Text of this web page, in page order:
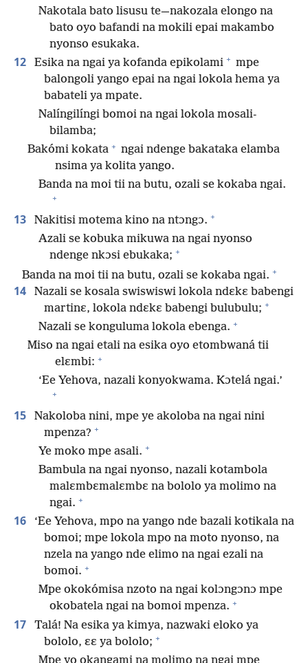
Nakotala bato lisusu te—nakozala elongo na
bato oyo bafandi na mokili epai makambo
nyonso esukaka.
12 Esika na ngai ya kofanda epikolami + mpe
balongoli yango epai na ngai lokola hema ya
babateli ya mpate.
Nalíngilíngi bomoi na ngai lokola mosali-
bilamba;
Bakómi kokata + ngai ndenge bakataka elamba
nsima ya kolita yango.
Banda na moi tii na butu, ozali se kokaba ngai.
+
13 Nakitisi motema kino na ntɔngɔ. +
Azali se kobuka mikuwa na ngai nyonso
ndenge nkɔsi ebukaka; +
Banda na moi tii na butu, ozali se kokaba ngai. +
14
Nazali se kosala swiswiswi lokola ndɛkɛ babengi
martinɛ, lokola ndɛkɛ babengi bulubulu; +
Nazali se konguluma lokola ebenga. +
Miso na ngai etali na esika oyo etombwaná tii
elɛmbi: +
‘Ee Yehova, nazali konyokwama. Kɔtelá ngai.’
+
15
Nakoloba nini, mpe ye akoloba na ngai nini
mpenza? +
Ye moko mpe asali. +
Bambula na ngai nyonso, nazali kotambola
malɛmbɛmalɛmbɛ na bololo ya molimo na
ngai. +
16
‘Ee Yehova, mpo na yango nde bazali kotikala na
bomoi; mpe lokola mpo na moto nyonso, na
nzela na yango nde elimo na ngai ezali na
bomoi. +
Mpe okokómisa nzoto na ngai kolɔngɔnɔ mpe
okobatela ngai na bomoi mpenza. +
17
Talá! Na esika ya kimya, nazwaki eloko ya
bololo, ɛɛ ya bololo; +